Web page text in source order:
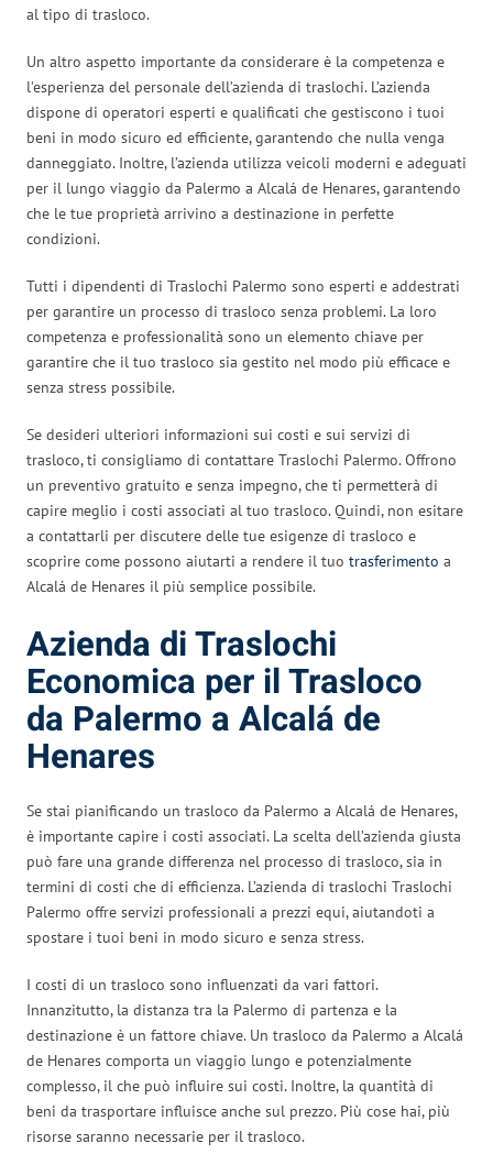
al tipo di trasloco.
Un altro aspetto importante da considerare è la competenza e
l’esperienza del personale dell’azienda di traslochi. L’azienda
dispone di operatori esperti e qualificati che gestiscono i tuoi
beni in modo sicuro ed efficiente, garantendo che nulla venga
danneggiato. Inoltre, l’azienda utilizza veicoli moderni e adeguati
per il lungo viaggio da Palermo a Alcalá de Henares, garantendo
che le tue proprietà arrivino a destinazione in perfette
condizioni.
Tutti i dipendenti di Traslochi Palermo sono esperti e addestrati
per garantire un processo di trasloco senza problemi. La loro
competenza e professionalità sono un elemento chiave per
garantire che il tuo trasloco sia gestito nel modo più efficace e
senza stress possibile.
Se desideri ulteriori informazioni sui costi e sui servizi di
trasloco, ti consigliamo di contattare Traslochi Palermo. Offrono
un preventivo gratuito e senza impegno, che ti permetterà di
capire meglio i costi associati al tuo trasloco. Quindi, non esitare
a contattarli per discutere delle tue esigenze di trasloco e
scoprire come possono aiutarti a rendere il tuo trasferimento a
Alcalá de Henares il più semplice possibile.
Azienda di Traslochi
Economica per il Trasloco
da Palermo a Alcalá de
Henares
Se stai pianificando un trasloco da Palermo a Alcalá de Henares,
è importante capire i costi associati. La scelta dell’azienda giusta
può fare una grande differenza nel processo di trasloco, sia in
termini di costi che di efficienza. L’azienda di traslochi Traslochi
Palermo offre servizi professionali a prezzi equi, aiutandoti a
spostare i tuoi beni in modo sicuro e senza stress.
I costi di un trasloco sono influenzati da vari fattori.
Innanzitutto, la distanza tra la Palermo di partenza e la
destinazione è un fattore chiave. Un trasloco da Palermo a Alcalá
de Henares comporta un viaggio lungo e potenzialmente
complesso, il che può influire sui costi. Inoltre, la quantità di
beni da trasportare influisce anche sul prezzo. Più cose hai, più
risorse saranno necessarie per il trasloco.